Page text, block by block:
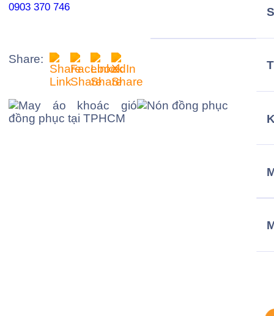
0903 370 746
Share: